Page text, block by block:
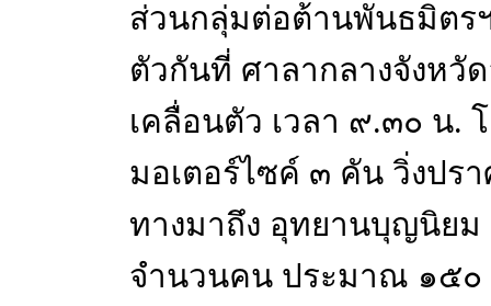
ส่วนกลุ่มต่อต้านพันธมิตร
ตัวกันที่ ศาลากลางจังหวั
เคลื่อนตัว เวลา ๙.๓๐ น.
มอเตอร์ไซค์ ๓ คัน วิ่งปร
ทางมาถึง อุทยานบุญนิย
จำนวนคน ประมาณ ๑๕๐